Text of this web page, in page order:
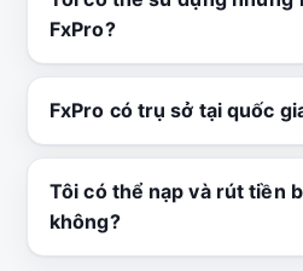
FxPro?
FxPro có trụ sở tại quốc
Tôi có thể nạp và rút tiền
không?